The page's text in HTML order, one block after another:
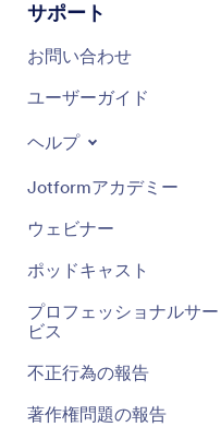
サポート
お問い合わせ
ユーザーガイド
ヘルプ
Jotformアカデミー
ウェビナー
ポッドキャスト
プロフェッショナルサー
ビス
不正行為の報告
著作権問題の報告